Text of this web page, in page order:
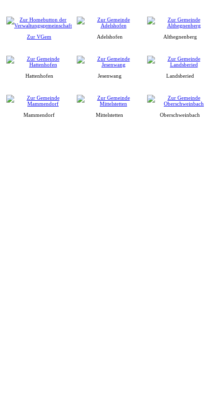
Zur VGem Adelshofen Althegnenberg
Hattenhofen Jesenwang Landsberied
Mammendorf Mittelstetten Oberschweinbach